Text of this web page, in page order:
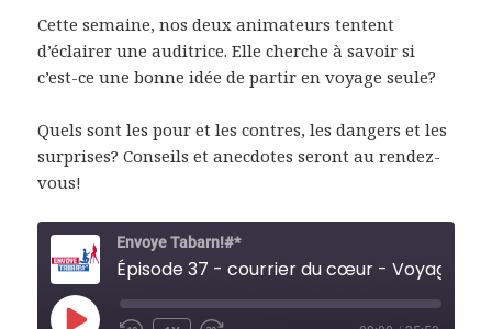
Cette semaine, nos deux animateurs tentent
d’éclairer une auditrice. Elle cherche à savoir si
c’est-ce une bonne idée de partir en voyage seule?
Quels sont les pour et les contres, les dangers et les
surprises? Conseils et anecdotes seront au rendez-
vous!
Envoye Tabarn!#*